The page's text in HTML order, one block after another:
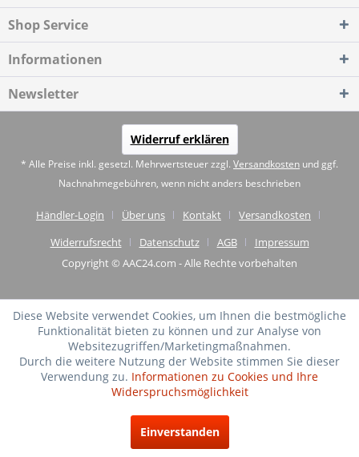
Shop Service
Informationen
Newsletter
Widerruf erklären
* Alle Preise inkl. gesetzl. Mehrwertsteuer zzgl. Versandkosten und ggf.
Nachnahmegebühren, wenn nicht anders beschrieben
Händler-Login Über uns Kontakt
Versandkosten
Widerrufsrecht
Datenschutz AGB
Impressum
Copyright © AAC24.com - Alle Rechte vorbehalten
Diese Website verwendet Cookies, um Ihnen die bestmögliche
Funktionalität bieten zu können und zur Analyse von
Websitezugriffen/Marketingmaßnahmen.
Durch die weitere Nutzung der Website stimmen Sie dieser
Verwendung zu. Informationen zu Cookies und Ihre
Widerspruchsmöglichkeit
Einverstanden
(4.75 / 5)
Bewertungen bei: shopvote.de ⓘ